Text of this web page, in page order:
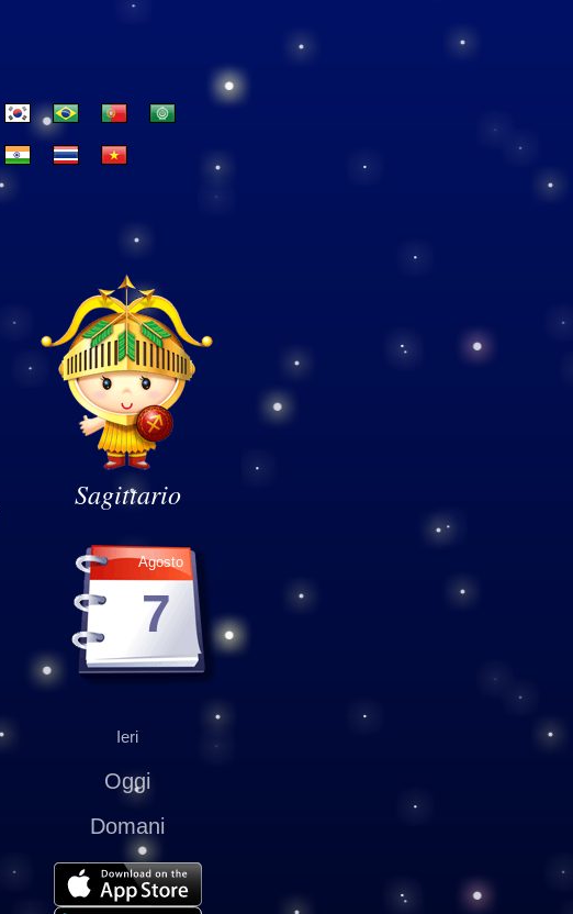
Sagittario
Agosto
7
Ieri
Oggi
Domani